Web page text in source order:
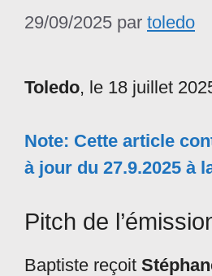
29/09/2025 par toledo
Toledo, le 18 juillet
Note: Cette article
à jour du 27.9.2025 à
Pitch de
Baptiste reçoit